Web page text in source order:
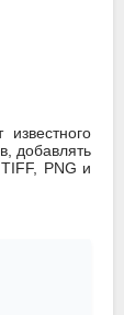
добавлять
PNG и